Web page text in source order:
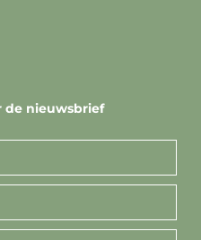
de nieuwsbrief